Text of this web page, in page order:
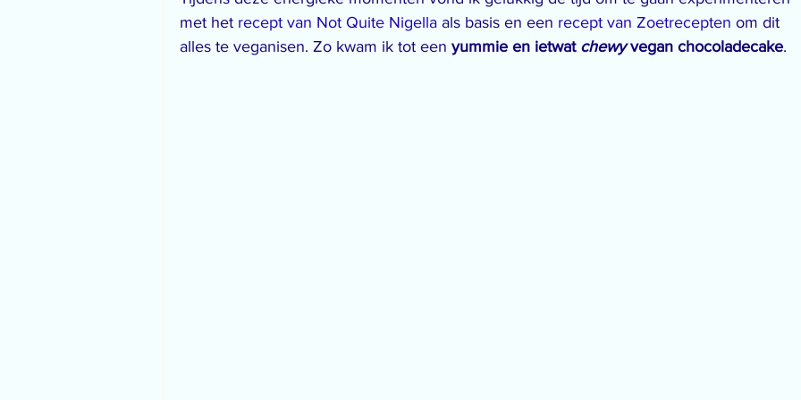
met het recept van Not Quite Nigella als basis en een recept van Zoetrecepten om dit
alles te veganisen. Zo kwam ik tot een yummie en ietwat chewy vegan chocoladecake.